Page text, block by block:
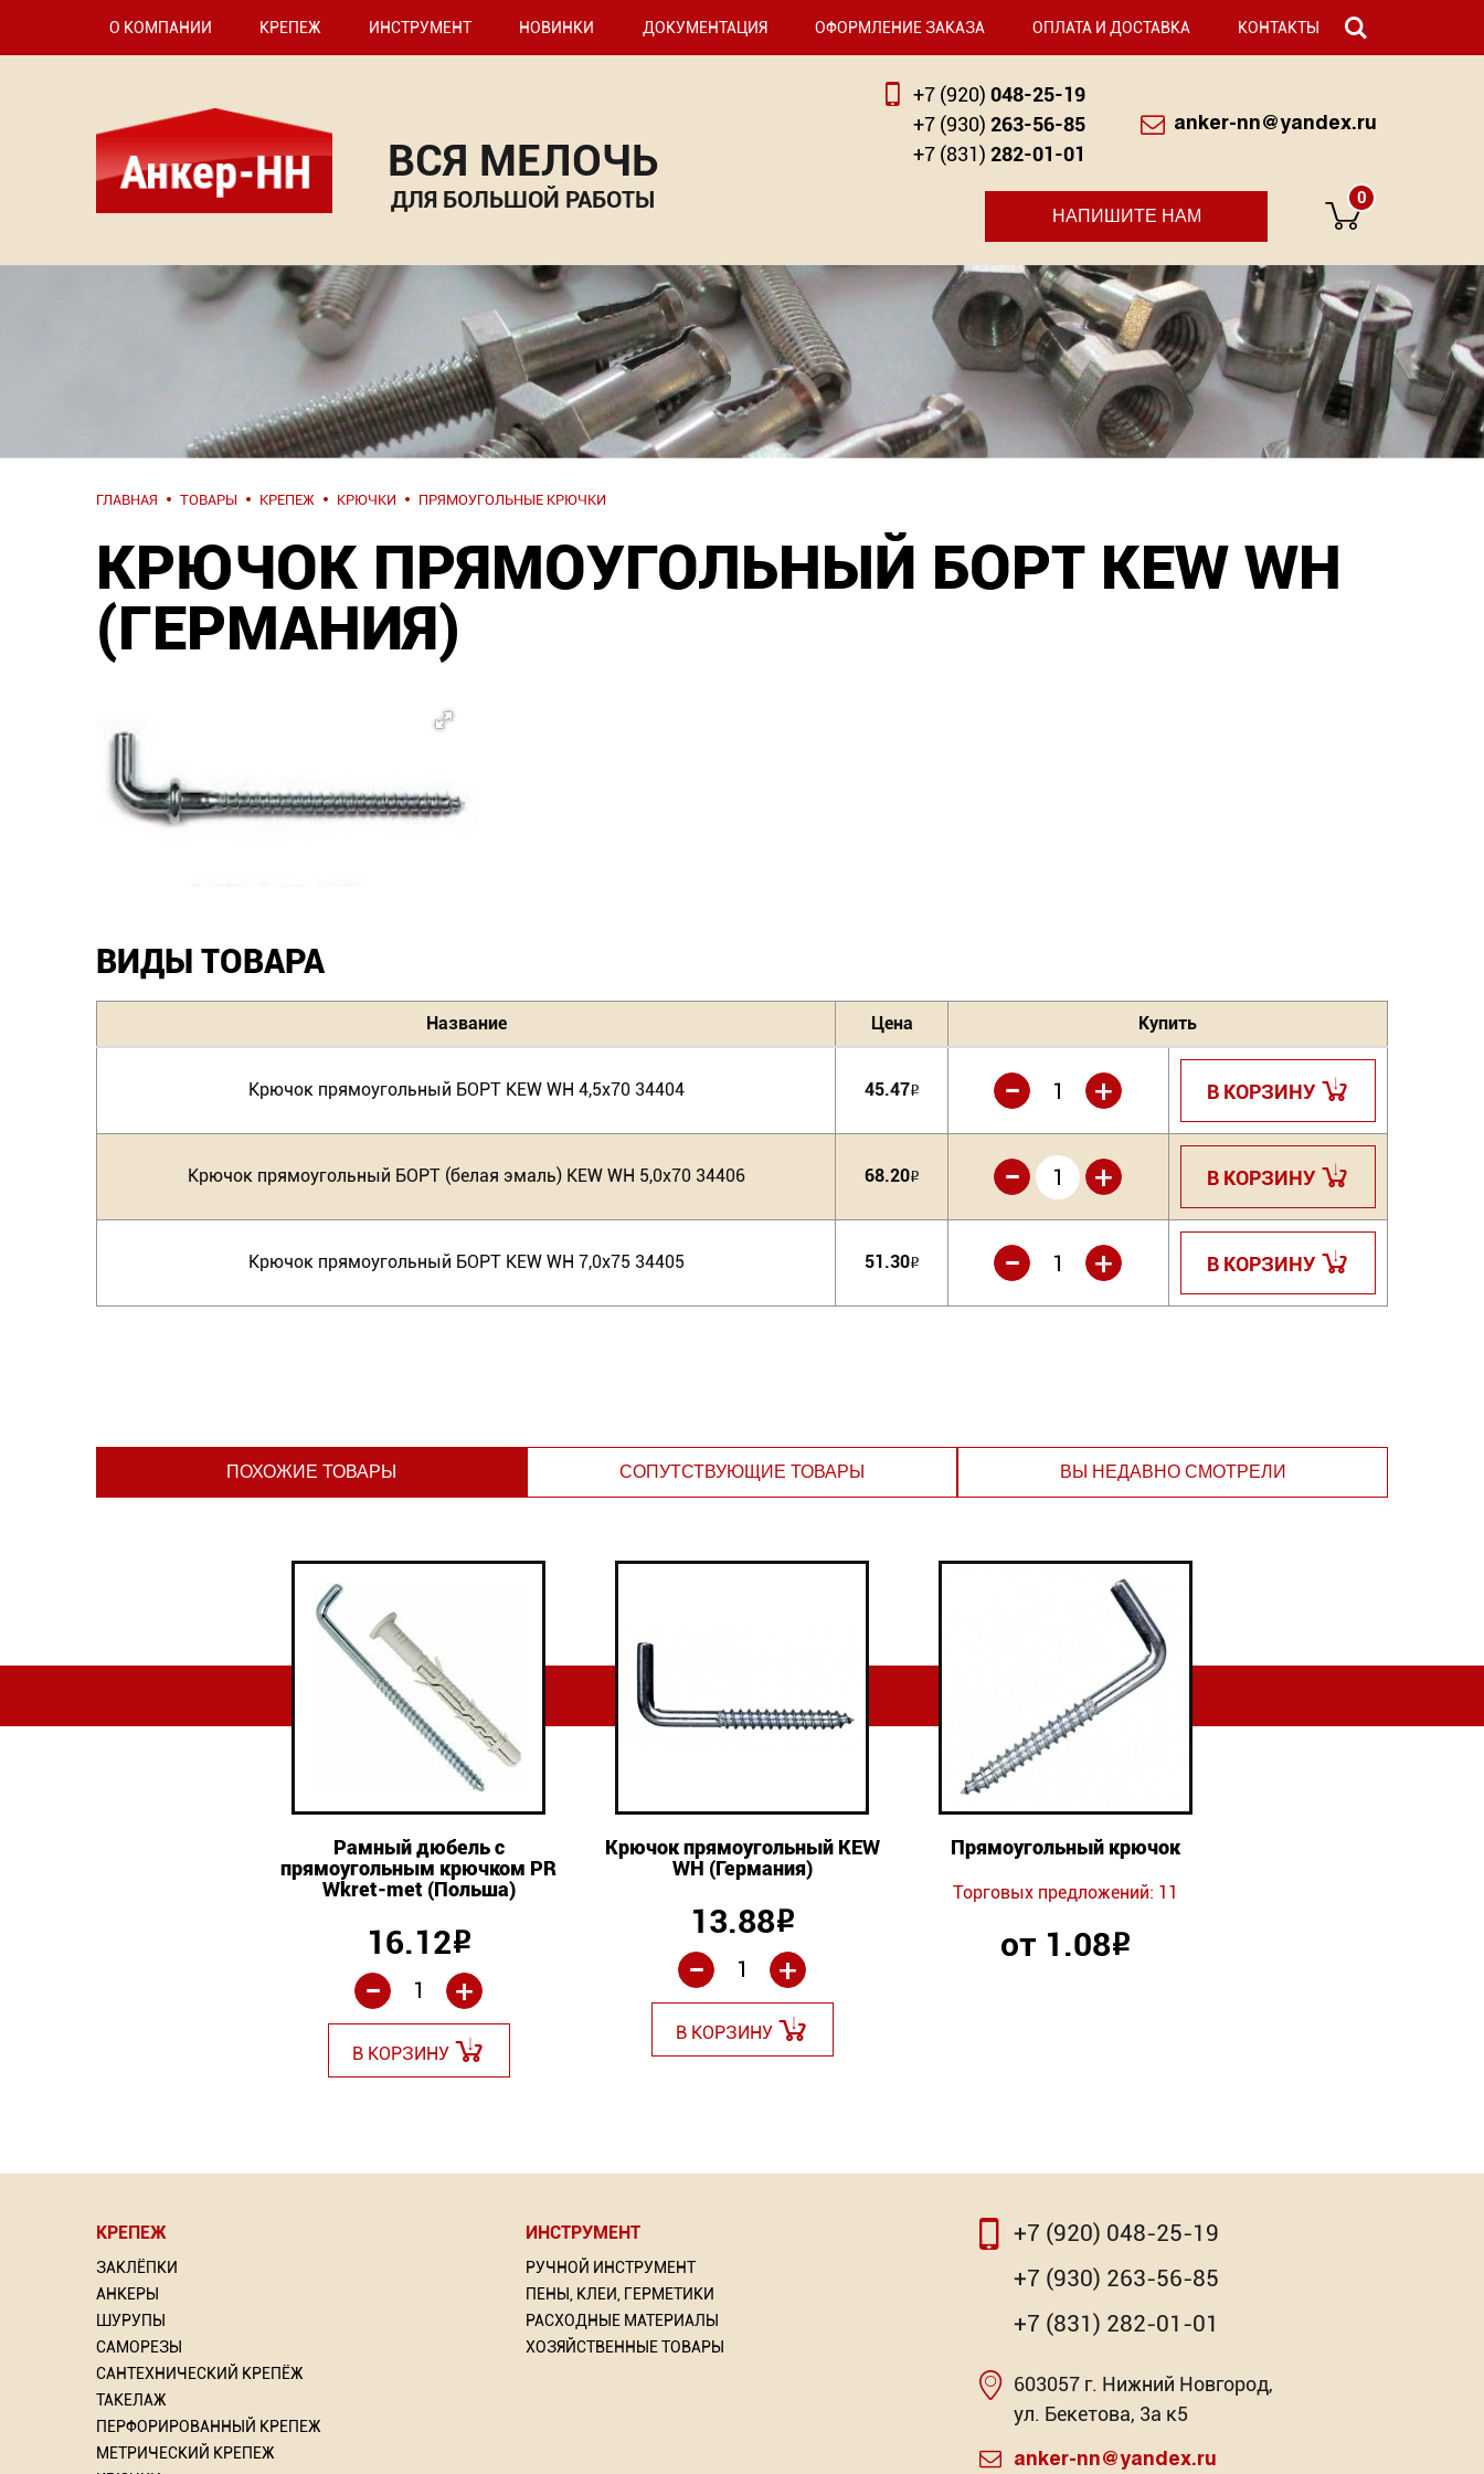
О КОМПАНИИ КРЕПЕЖ ИНСТРУМЕНТ НОВИНКИ ДОКУМЕНТАЦИЯ ОФОРМЛЕНИЕ ЗАКАЗА ОПЛАТА И ДОСТАВКА КОНТАКТЫ
ВСЯ МЕЛОЧЬ
ДЛЯ БОЛЬШОЙ РАБОТЫ
+7 (920) 048-25-19
+7 (930) 263-56-85
+7 (831) 282-01-01
anker-nn@yandex.ru
НАПИШИТЕ НАМ
0
ГЛАВНАЯ ТОВАРЫ КРЕПЕЖ КРЮЧКИ ПРЯМОУГОЛЬНЫЕ КРЮЧКИ
КРЮЧОК ПРЯМОУГОЛЬНЫЙ БОРТ KEW WH
(ГЕРМАНИЯ)
ВИДЫ ТОВАРА
Название Цена Купить
Крючок прямоугольный БОРТ KEW WH 4,5х70 34404 45.47Р +
- В КОРЗИНУ
Крючок прямоугольный БОРТ (белая эмаль) KEW WH 5,0х70 34406 68.20Р +
- В КОРЗИНУ
Крючок прямоугольный БОРТ KEW WH 7,0х75 34405 51.30Р +
- В КОРЗИНУ
ПОХОЖИЕ ТОВАРЫ
Рамный дюбель с
прямоугольным крючком PR
Wkret-met (Польша)
16.12Р
+
-
В КОРЗИНУ
Крючок прямоугольный KEW
WH (Германия)
13.88Р
+
-
В КОРЗИНУ
Прямоугольный крючок
Торговых предложений: 11
от 1.08Р
СОПУТСТВУЮЩИЕ ТОВАРЫ
прямоугольным крючком PR
Прямоугольный крючок
Торговых предложений: 11
ВЫ НЕДАВНО СМОТРЕЛИ
Насадка для МФИ ЗУБР
DIAMOND керамика, мрамор,
стекло
Нить крученая разметочная
Торговых предложений: 2
Насадка для МФИ ЗУБР BIM
Торговых предложений: 3
КРЕПЕЖ
ЗАКЛЁПКИ
АНКЕРЫ
ШУРУПЫ
САМОРЕЗЫ
САНТЕХНИЧЕСКИЙ КРЕПЁЖ
ТАКЕЛАЖ
ПЕРФОРИРОВАННЫЙ КРЕПЕЖ
МЕТРИЧЕСКИЙ КРЕПЕЖ
ИНСТРУМЕНТ
РУЧНОЙ ИНСТРУМЕНТ
ПЕНЫ, КЛЕИ, ГЕРМЕТИКИ
РАСХОДНЫЕ МАТЕРИАЛЫ
ХОЗЯЙСТВЕННЫЕ ТОВАРЫ
+7 (920) 048-25-19
+7 (930) 263-56-85
+7 (831) 282-01-01
603057 г. Нижний Новгород,
ул. Бекетова, 3а к5
anker-nn@yandex.ru